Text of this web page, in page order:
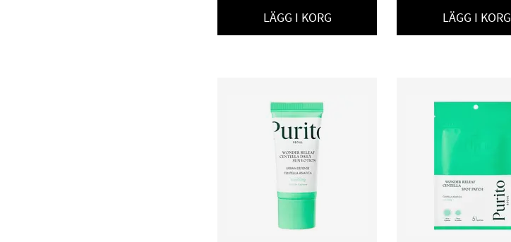
LÄGG I KORG LÄGG I KORG